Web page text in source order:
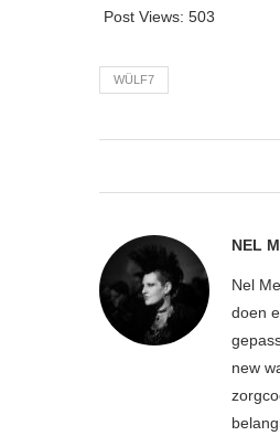
Post Views: 503
WÜLF7
NEL
Nel
doen
new